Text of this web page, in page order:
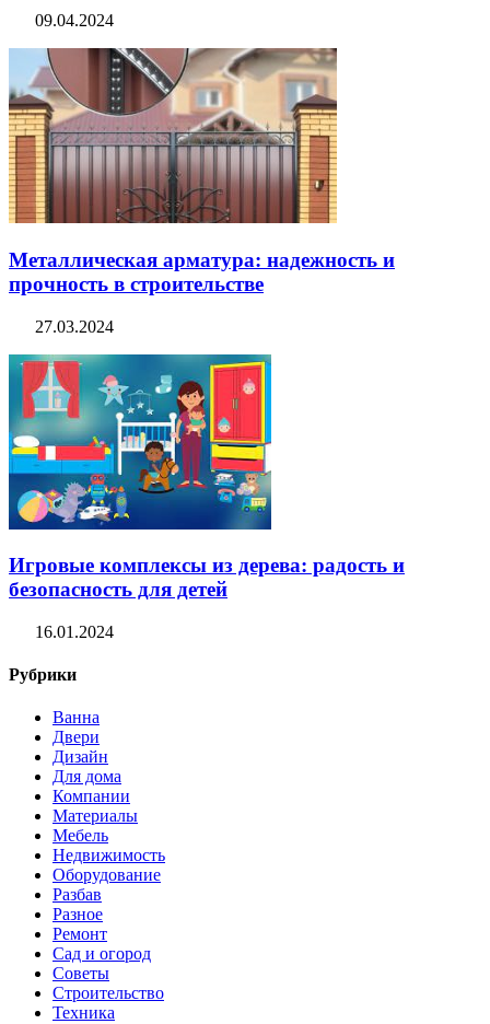
09.04.2024
Металлическая арматура: надежность и
прочность в строительстве
27.03.2024
Игровые комплексы из дерева: радость и
безопасность для детей
16.01.2024
Рубрики
Ванна
Двери
Дизайн
Для дома
Компании
Материалы
Мебель
Недвижимость
Оборудование
Разбав
Разное
Ремонт
Сад и огород
Советы
Строительство
Техника